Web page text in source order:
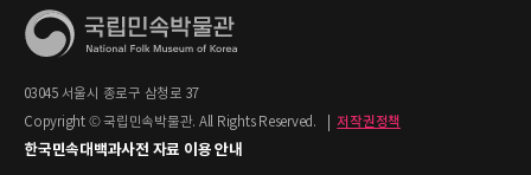
03045 서울시 종로구 삼청로 37
Copyright © 국립민속박물관. All Rights Reserved.
저작권정책
한국민속대백과사전 자료 이용 안내